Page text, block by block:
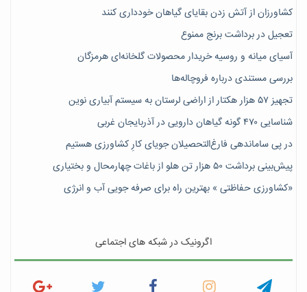
کشاورزان از آتش زدن بقایای گیاهان خودداری کنند
تعجیل در برداشت برنج ممنوع
آسیای میانه و روسیه خریدار محصولات گلخانه‌ای هرمزگان
بررسی مستندی درباره فروچاله‌ها
تجهیز ۵۷ هزار هکتار از اراضی لرستان به سیستم آبیاری نوین
شناسایی ۴۷٠ گونه گیاهان دارویی در آذربایجان غربی
در پی ساماندهی فارغ‌التحصیلان جویای کارِ کشاورزی هستیم
پیش‎‌بینی برداشت ۵۰ هزار تن هلو از باغات چهارمحال و بختیاری
«کشاورزی حفاظتی » بهترین راه برای صرفه جویی آب و انرژی
اگرونیک در شبکه های اجتماعی